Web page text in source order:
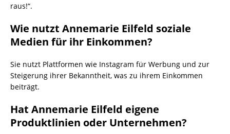
raus!“.
Wie nutzt Annemarie Eilfeld soziale
Medien für ihr Einkommen?
Sie nutzt Plattformen wie Instagram für Werbung und zur
Steigerung ihrer Bekanntheit, was zu ihrem Einkommen
beiträgt.
Hat Annemarie Eilfeld eigene
Produktlinien oder Unternehmen?